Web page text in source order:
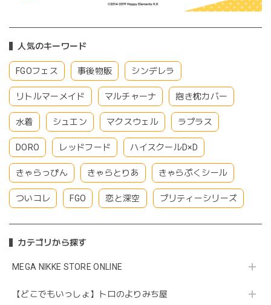
人気のキーワード
FGOフェス 事後物販 シンデレラ
リトルマーメイド マルチャーナ 抱き枕カバー
水着 シュエン マクスウェル ラプラス
DORO レッドフード ハイスクールD×D
きゃらっぴん きゃらとりあ きゃらぷくシール
ついコレ FGO 恋と深空 プリティーシリーズ
カテゴリから探す
MEGA NIKKE STORE ONLINE
【どこでもいっしょ】トロのよりみち屋